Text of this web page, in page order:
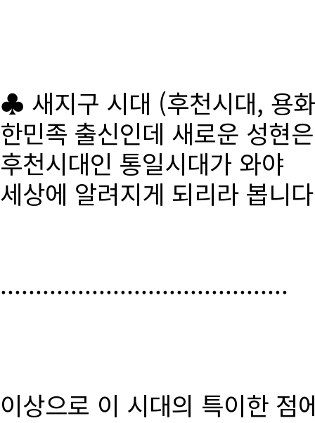
♣ 새지구 시대 (후천시대, 용
한민족 출신인데 새로운 성현
후천시대인 통일시대가 와야
세상에 알려지게 되리라 봅니
.........................................
이상으로 이 시대의 특이한 점